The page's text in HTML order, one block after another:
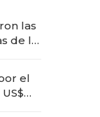
las
de la
el